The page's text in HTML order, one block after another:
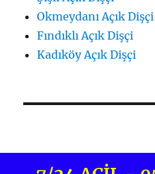
Okmeydanı Açık Dişçi
Fındıklı Açık Dişçi
Kadıköy Açık Dişçi
Nöbetçi Dişçi İstanbul